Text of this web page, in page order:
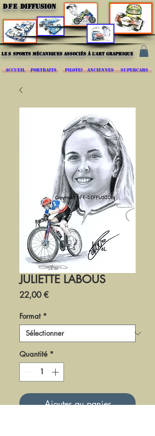
DFE DIFFUSION
les sports mécaniques associés à l'art graphique
ACCUEIL PORTRAITS PILOTES ANCIENNES SUPERCARS
JULIETTE LABOUS
22,00 €Prix
Format *
Quantité *
Ajouter au panier